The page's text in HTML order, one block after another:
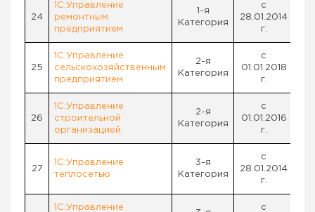
24
1С:Управление
ремонтным
предприятием
1-я
Категория
с
28.01.2014
г.
25
1С:Управление
сельскохозяйственным
предприятием
2-я
Категория
с
01.01.2018
г.
26
1С:Управление
строительной
организацией
2-я
Категория
с
01.01.2016
г.
27
1С:Управление
теплосетью
3-я
Категория
с
28.01.2014
г.
1С:Управление
с